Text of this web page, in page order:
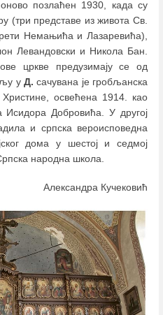
позлаћен 1930, када су
(три представе из живота Св.
Немањића и Лазаревића),
Левандовски и Никола Бан.
цркве предузимају се од
у Д. сачувана је гробљанска
освећена 1914. као
Исидора Добровића. У другој
и српска вероисповедна
дома у шестој и седмој
народна школа.
Александра Кучековић